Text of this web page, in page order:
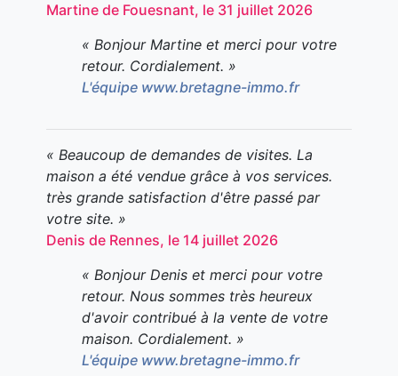
Martine de Fouesnant, le 31 juillet 2026
« Bonjour Martine et merci pour votre
retour. Cordialement. »
L'équipe www.bretagne-immo.fr
« Beaucoup de demandes de visites. La
maison a été vendue grâce à vos services.
très grande satisfaction d'être passé par
votre site. »
Denis de Rennes, le 14 juillet 2026
« Bonjour Denis et merci pour votre
retour. Nous sommes très heureux
d'avoir contribué à la vente de votre
maison. Cordialement. »
L'équipe www.bretagne-immo.fr